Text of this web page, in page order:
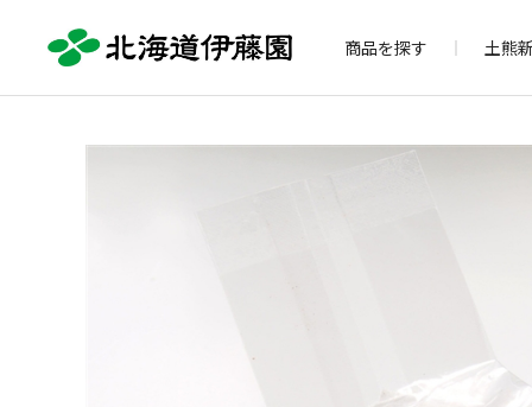
商品を探す 土熊